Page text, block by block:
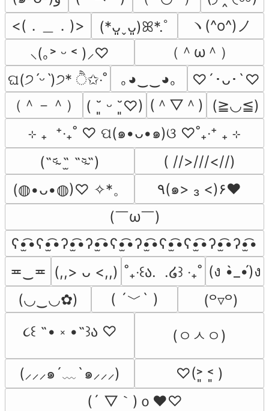
<(．＿．)>
(*ᴗ͈ˬᴗ͈)ꕤ*.ﾟ
ヽ(^o^)ノ
⸜(｡˃ ᵕ ˂ )⸝♡
（＾ω＾）
ଘ(੭ˊᵕˋ)੭* ੈ✩‧˚
｡◕‿‿◕｡
♡´･ᴗ･`♡
（＾－＾）
( ˘͈ ᵕ ˘͈♡) (＾▽＾)
(≧◡≦)
⊹ ₊  ⁺‧₊˚ ♡ ପ(๑•ᴗ•๑)ଓ ♡˚₊‧⁺ ₊ ⊹
(˵ᵕ̴᷄ ˶̫ ˶ᵕ̴᷅˵)
( //>///<//)
(◍•ᴗ•◍)♡ ✧*。
٩(๑> ₃ <)۶♥
(￣ω￣﻿)
ʕ•̫͡•ʕ•̫͡•ʔ•̫͡•ʔ•̫͡•ʕ•̫͡•ʔ•̫͡•ʕ•̫͡•ʕ•̫͡•ʔ•̫͡•ʔ•̫͡•
≖‿≖ (,,> ᴗ <,,) ˚₊‧꒰ა.  .໒꒱ ‧₊˚ (ง •̀_•́)ง
(◡‿◡✿)
( ´﹀` )
(꒪▿꒪)
૮꒰ ˶• ༝ •˶꒱ა ♡
(ㅇㅅㅇ)
(⸝⸝⸝๑´﹏`๑⸝⸝⸝)
♡(˃͈ ˂͈ )
(´ ▽｀)ｏ♥♡